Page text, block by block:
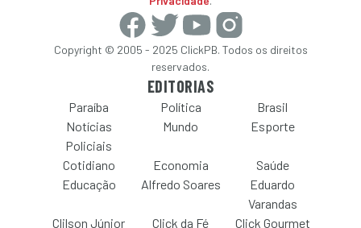
Copyright © 2005 - 2025 ClickPB. Todos os direitos
reservados.
EDITORIAS
Paraíba Política
Brasil
Notícias
Policiais
Mundo Esporte
Cotidiano Economia
Saúde
Educação
Alfredo Soares
Eduardo
Varandas
Clilson Júnior
Click da Fé Click Gourmet